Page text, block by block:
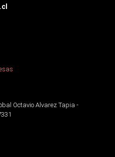
Octavio Alvarez Tapia -